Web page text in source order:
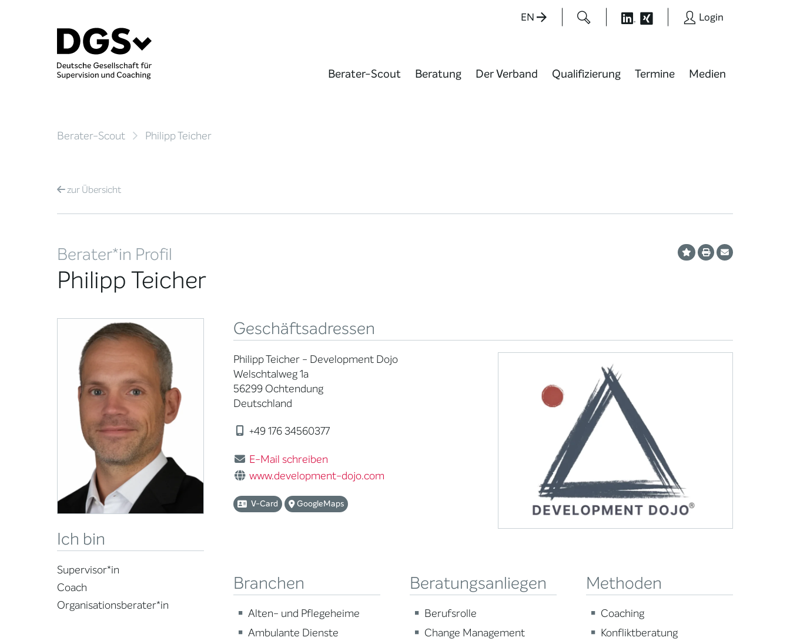
EN Login
Berater-Scout Beratung Der Verband Qualifizierung Termine Medien
Berater-Scout Philipp Teicher
zurÜbersicht
Berater*in Profil
Philipp Teicher
Ich bin
Supervisor*in
Coach
Organisationsberater*in
Geschäftsadressen
Philipp Teicher - Development Dojo
Welschtalweg 1a
56299 Ochtendung
Deutschland
+49 176 34560377
E-Mail schreiben
www.development-dojo.com
V-Card GoogleMaps
Branchen
Alten- und Pflegeheime
Ambulante Dienste
Beratungsanliegen
Berufsrolle
Change Management
Methoden
Coaching
Konfliktberatung